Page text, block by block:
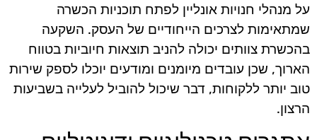
על מנהלי חנויות אונליין לפתח תוכניות הכשרה
שמתאימות לצרכים הייחודיים של העסק. השקעה
בהכשרת צוותים יכולה להניב תוצאות חיוביות בטווח
הארוך, שכן עובדים מיומנים ומודעים יוכלו לספק שירות
טוב יותר ללקוחות, דבר שיכול להוביל לעלייה בשביעות
הרצון.